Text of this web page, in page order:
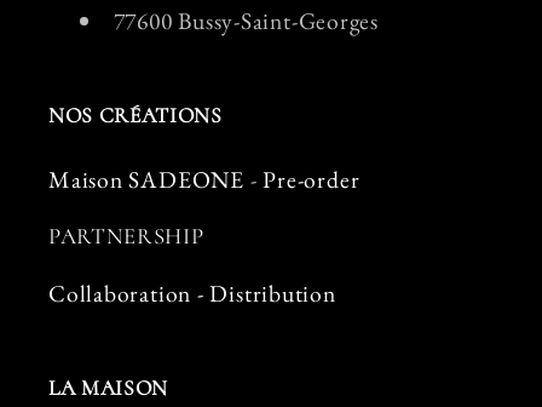
77600 Bussy-Saint-Georges
NOS CRÉATIONS
Maison SADEONE -Pre-order
PARTNERSHIP
Collaboration - Distribution
LA MAISON